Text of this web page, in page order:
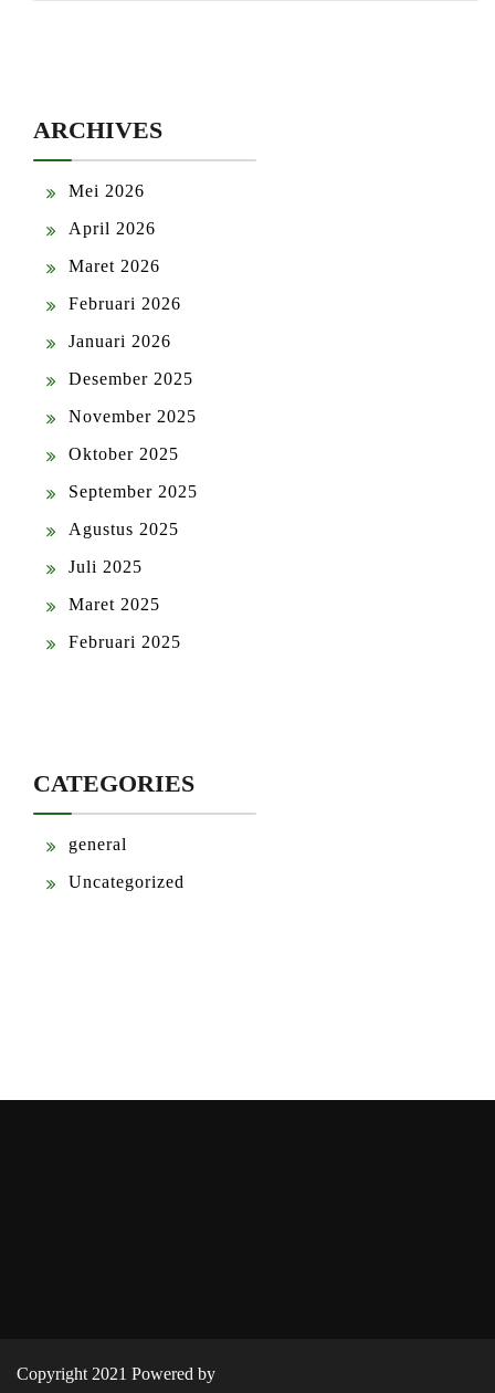
ARCHIVES
Mei 2026
April 2026
Maret 2026
Februari 2026
Januari 2026
Desember 2025
November 2025
Oktober 2025
September 2025
Agustus 2025
Juli 2025
Maret 2025
Februari 2025
CATEGORIES
general
Uncategorized
Copyright 2021 Powered by